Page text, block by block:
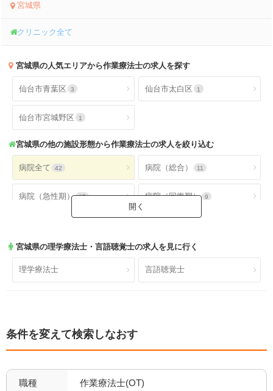
宮城県
クリニック全て
宮城県の人気エリアから作業療法士の求人を探す
仙台市青葉区 3 仙台市太白区 1
仙台市宮城野区 1
宮城県の他の施設形態から作業療法士の求人を絞り込む
病院全て 42 病院（総合） 11
病院（急性期） 15 病院（回復期） 9
病院（外来） 病院（精神科）
病院(地域包括ケア) 3 クリニック全て 8
クリニック(精神科) 1
デイケア(精神科) 0 デイケア 39
宮城県の理学療法士・言語聴覚士の求人を見に行く
理学療法士 言語聴覚士
条件を変えて検索しなおす
職種 作業療法士(OT)